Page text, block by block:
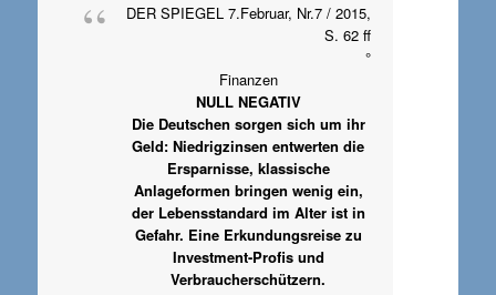
DER SPIEGEL 7.Februar, Nr.7 / 2015,
S. 62 ff
°
Finanzen
NULL NEGATIV
Die Deutschen sorgen sich um ihr
Geld: Niedrigzinsen entwerten die
Ersparnisse, klassische
Anlageformen bringen wenig ein,
der Lebensstandard im Alter ist in
Gefahr. Eine Erkundungsreise zu
Investment-Profis und
Verbraucherschützern.